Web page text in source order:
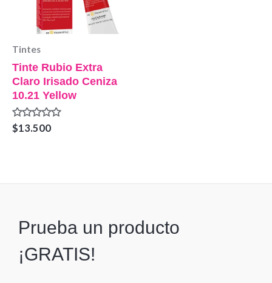
Tintes
Tinte Rubio Extra
Claro Irisado Ceniza
10.21 Yellow
Valorado
en
$13.500
Prueba un producto
¡GRATIS!